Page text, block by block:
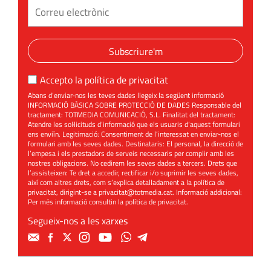
Subscriure'm
Accepto la política de privacitat
Abans d’enviar-nos les teves dades llegeix la següent informació
INFORMACIÓ BÀSICA SOBRE PROTECCIÓ DE DADES Responsable del
tractament: TOTMEDIA COMUNICACIÓ, S.L. Finalitat del tractament:
Atendre les sol·licituds d’informació que els usuaris d’aquest formulari
ens enviïn. Legitimació: Consentiment de l’interessat en enviar-nos el
formulari amb les seves dades. Destinataris: El personal, la direcció de
l’empesa i els prestadors de serveis necessaris per complir amb les
nostres obligacions. No cedirem les seves dades a tercers. Drets que
l’assisteixen: Te dret a accedir, rectificar i/o suprimir les seves dades,
així com altres drets, com s’explica detalladament a la política de
privacitat, dirigint-se aprivacitat@totmedia.cat. Informació addicional:
Per més informació consultin lapolítica de privacitat.
Segueix-nos a les xarxes